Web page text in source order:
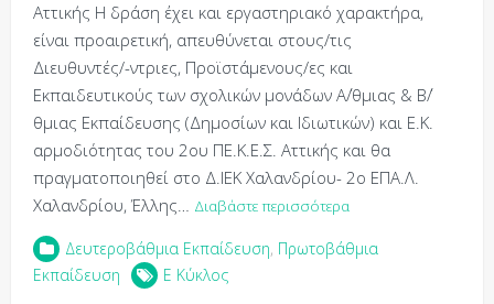
Αττικής Η δράση έχει και εργαστηριακό χαρακτήρα,
είναι προαιρετική, απευθύνεται στους/τις
Διευθυντές/-ντριες, Προϊστάμενους/ες και
Εκπαιδευτικούς των σχολικών μονάδων Α΄/θμιας & Β΄/
θμιας Εκπαίδευσης (Δημοσίων και Ιδιωτικών) και Ε.Κ.
αρμοδιότητας του 2ου ΠΕ.Κ.Ε.Σ. Αττικής και θα
πραγματοποιηθεί στο Δ.ΙΕΚ Χαλανδρίου- 2ο ΕΠΑ.Λ.
Χαλανδρίου, Έλλης… Διαβάστε περισσότερα
Δευτεροβάθμια Εκπαίδευση, Πρωτοβάθμια
Εκπαίδευση
Ε Κύκλος